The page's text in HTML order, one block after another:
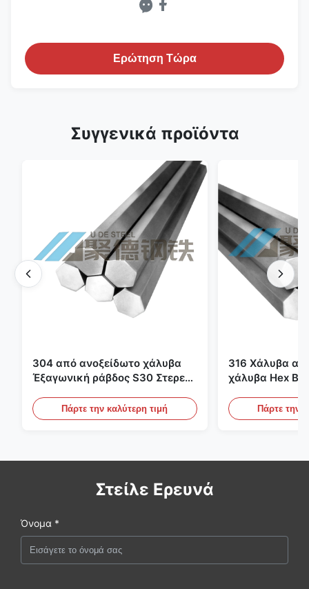
Ερώτηση Τώρα
Συγγενικά προϊόντα
304 από ανοξείδωτο χάλυβα
Έξαγωνική ράβδος S30 Στερεά
από ανοξείδωτο χάλυβα
Πάρτε την καλύτερη τιμή
316 Χάλυβα
χάλυβα Hex
υπεράκτια
Πάρτε την
Στείλε Ερευνά
Όνομα *